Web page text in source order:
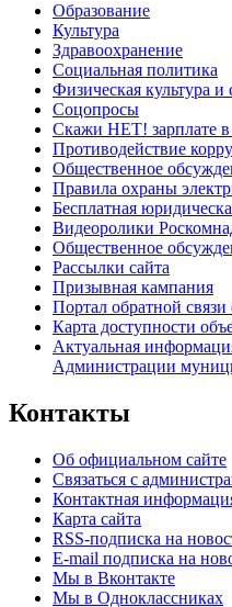
Образование
Культура
Здравоохранение
Социальная политика
Физическая культура и
Соцопросы
Скажи НЕТ! зарплате в
Противодействие
Общественное
Правила охраны
Бесплатная
Видеоролики
Общественное
Рассылки сайта
Призывная кампания
Портал обратной связи
Карта доступности
Актуальная
Администрации
Контакты
Об официальном сайте
Связаться с
Контактная
Карта сайта
RSS-подписка на
E-mail подписка на
Мы в Вконтакте
Мы в Одноклассниках